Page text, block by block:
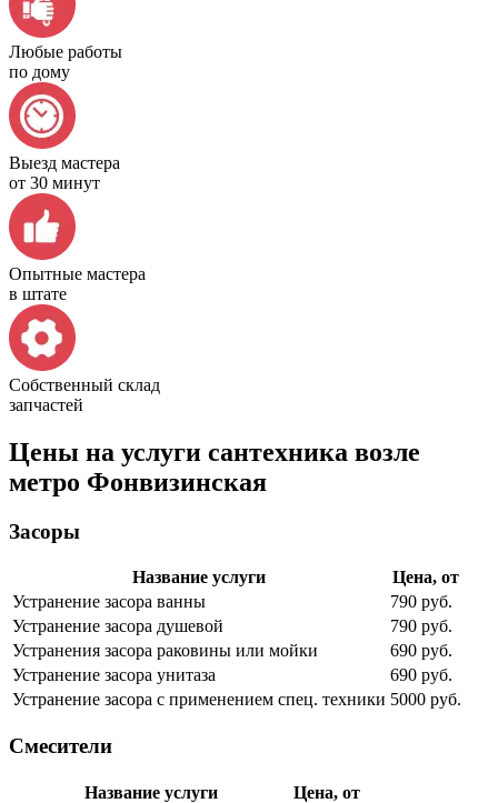
Любые работы
по дому
Выезд мастера
от 30 минут
Опытные мастера
в штате
Собственный склад
запчастей
Цены на услуги сантехника возле
метро Фонвизинская
Засоры
Название услуги
Цена, от
Устранение засора ванны
790 руб.
Устранение засора душевой
790 руб.
Устранения засора раковины или мойки
690 руб.
Устранение засора унитаза
690 руб.
Устранение засора с применением спец. техники 5000 руб.
Смесители
Название услуги
Цена, от